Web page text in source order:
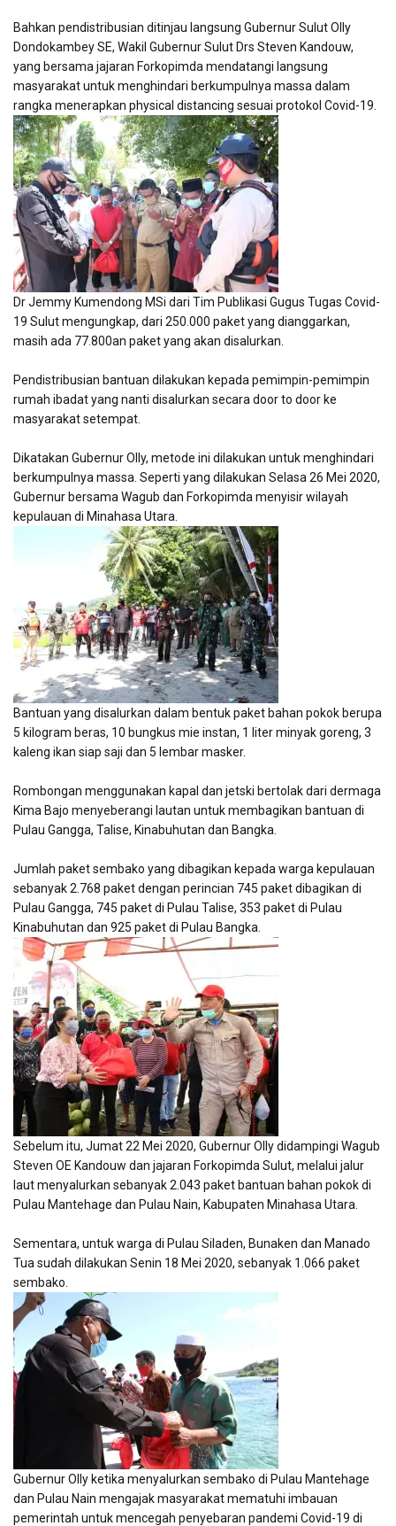
Bahkan pendistribusian ditinjau langsung Gubernur Sulut Olly
Dondokambey SE, Wakil Gubernur Sulut Drs Steven Kandouw,
yang bersama jajaran Forkopimda mendatangi langsung
masyarakat untuk menghindari berkumpulnya massa dalam
rangka menerapkan physical distancing sesuai protokol Covid-19.
Dr Jemmy Kumendong MSi dari Tim Publikasi Gugus Tugas Covid-
19 Sulut mengungkap, dari 250.000 paket yang dianggarkan,
masih ada 77.800an paket yang akan disalurkan.
Pendistribusian bantuan dilakukan kepada pemimpin-pemimpin
rumah ibadat yang nanti disalurkan secara door to door ke
masyarakat setempat.
Dikatakan Gubernur Olly, metode ini dilakukan untuk menghindari
berkumpulnya massa. Seperti yang dilakukan Selasa 26 Mei 2020,
Gubernur bersama Wagub dan Forkopimda menyisir wilayah
kepulauan di Minahasa Utara.
Bantuan yang disalurkan dalam bentuk paket bahan pokok berupa
5 kilogram beras, 10 bungkus mie instan, 1 liter minyak goreng, 3
kaleng ikan siap saji dan 5 lembar masker.
Rombongan menggunakan kapal dan jetski bertolak dari dermaga
Kima Bajo menyeberangi lautan untuk membagikan bantuan di
Pulau Gangga, Talise, Kinabuhutan dan Bangka.
Jumlah paket sembako yang dibagikan kepada warga kepulauan
sebanyak 2.768 paket dengan perincian 745 paket dibagikan di
Pulau Gangga, 745 paket di Pulau Talise, 353 paket di Pulau
Kinabuhutan dan 925 paket di Pulau Bangka.
Sebelum itu, Jumat 22 Mei 2020, Gubernur Olly didampingi Wagub
Steven OE Kandouw dan jajaran Forkopimda Sulut, melalui jalur
laut menyalurkan sebanyak 2.043 paket bantuan bahan pokok di
Pulau Mantehage dan Pulau Nain, Kabupaten Minahasa Utara.
Sementara, untuk warga di Pulau Siladen, Bunaken dan Manado
Tua sudah dilakukan Senin 18 Mei 2020, sebanyak 1.066 paket
sembako.
Gubernur Olly ketika menyalurkan sembako di Pulau Mantehage
dan Pulau Nain mengajak masyarakat mematuhi imbauan
pemerintah untuk mencegah penyebaran pandemi Covid-19 di